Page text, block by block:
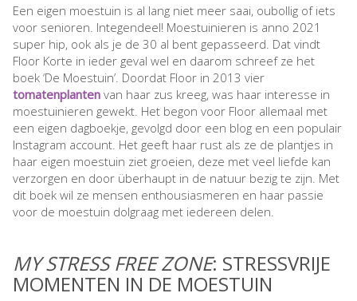
Een eigen moestuin is al lang niet meer saai, oubollig of iets
voor senioren. Integendeel! Moestuinieren is anno 2021
super hip, ook als je de 30 al bent gepasseerd. Dat vindt
Floor Korte in ieder geval wel en daarom schreef ze het
boek ‘De Moestuin’. Doordat Floor in 2013 vier
tomatenplanten van haar zus kreeg, was haar interesse in
moestuinieren gewekt. Het begon voor Floor allemaal met
een eigen dagboekje, gevolgd door een blog en een populair
Instagram account. Het geeft haar rust als ze de plantjes in
haar eigen moestuin ziet groeien, deze met veel liefde kan
verzorgen en door überhaupt in de natuur bezig te zijn. Met
dit boek wil ze mensen enthousiasmeren en haar passie
voor de moestuin dolgraag met iedereen delen.
MY STRESS FREE ZONE: STRESSVRIJE
MOMENTEN IN DE MOESTUIN